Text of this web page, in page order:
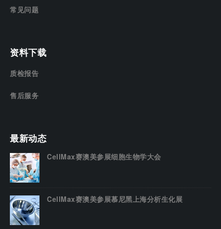
常见问题
资料下载
质检报告
售后服务
最新动态
CellMax赛澳美参展细胞生物学大会
CellMax赛澳美参展慕尼黑上海分析生化展